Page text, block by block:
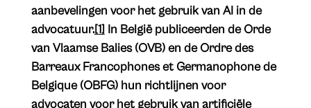
aanbevelingen voor het gebruik van AI in de
advocatuur.[1] In België publiceerden de Orde
van Vlaamse Balies (OVB) en de Ordre des
Barreaux Francophones et Germanophone de
Belgique (OBFG) hun richtlijnen voor
advocaten voor het gebruik van artificiële